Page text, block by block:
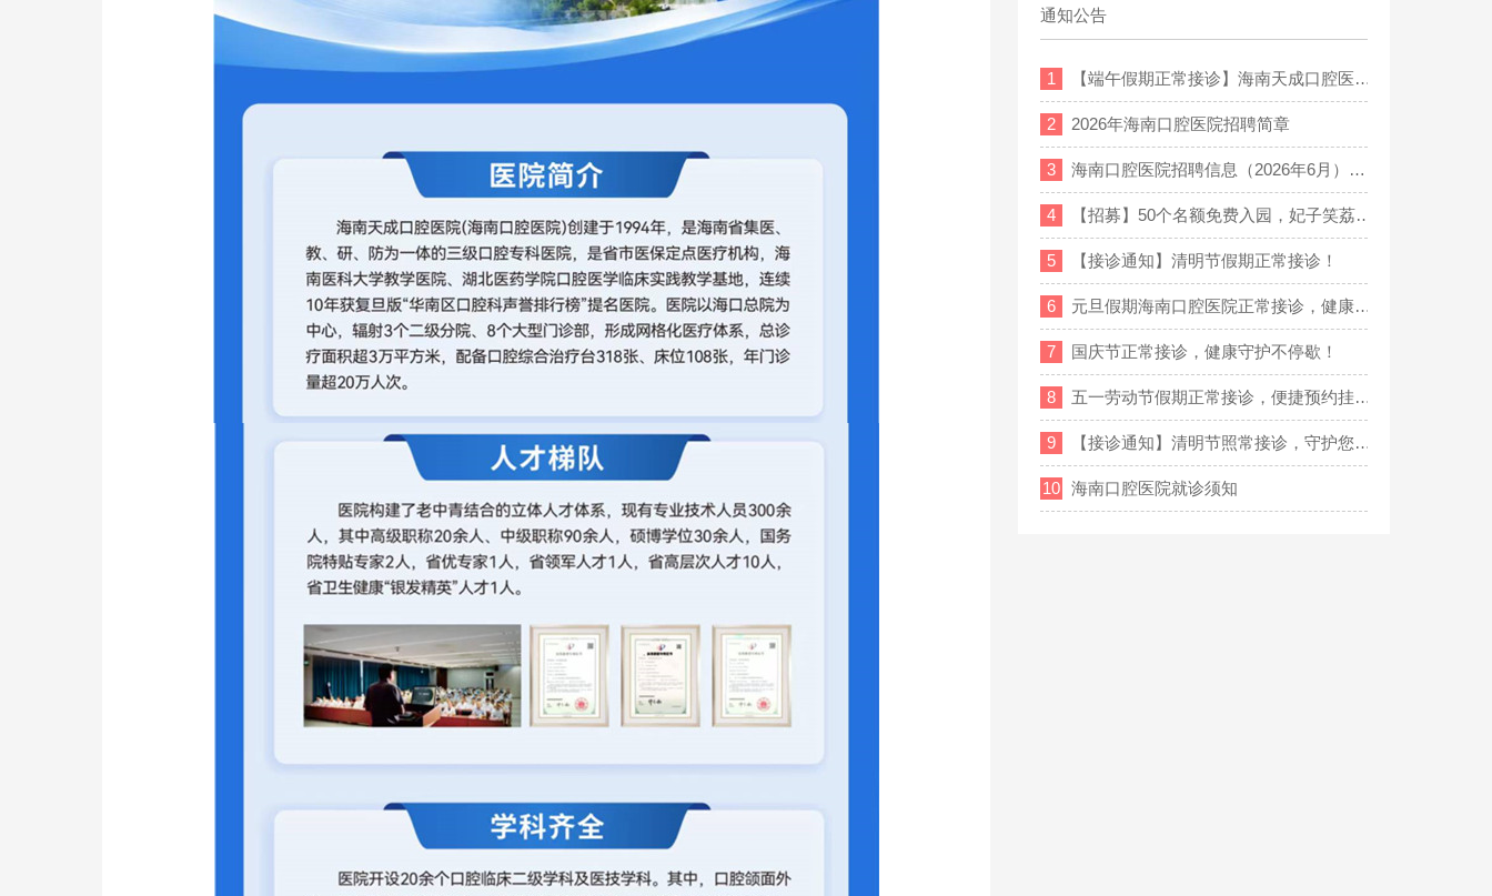
通知公告
1 【端午假期正常接诊】海南天成口腔医…
2 2026年海南口腔医院招聘简章
3 海南口腔医院招聘信息（2026年6月）…
4 【招募】50个名额免费入园，妃子笑荔…
5 【接诊通知】清明节假期正常接诊！
6 元旦假期海南口腔医院正常接诊，健康…
7 国庆节正常接诊，健康守护不停歇！
8 五一劳动节假期正常接诊，便捷预约挂…
9 【接诊通知】清明节照常接诊，守护您…
10 海南口腔医院就诊须知